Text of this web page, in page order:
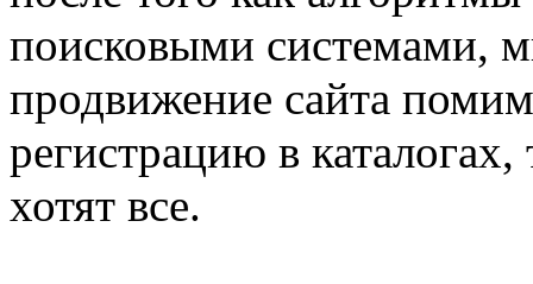
поисковыми системами,
продвижение сайта
регистрацию в
хотят все.